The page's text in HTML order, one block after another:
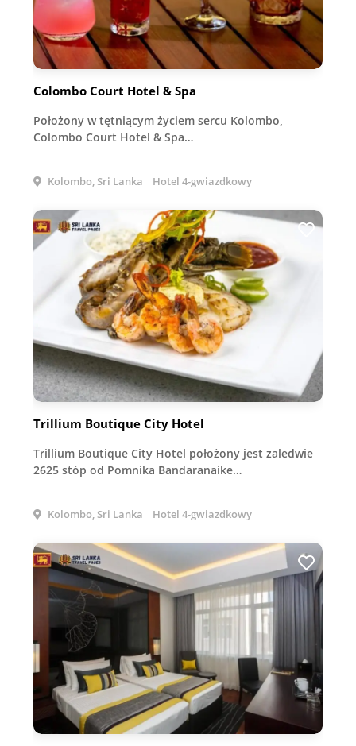
Colombo Court Hotel & Spa
Położony w tętniącym życiem sercu Kolombo,
Colombo Court Hotel & Spa…
Kolombo, Sri Lanka Hotel 4-gwiazdkowy
Trillium Boutique City Hotel
Trillium Boutique City Hotel położony jest zaledwie
2625 stóp od Pomnika Bandaranaike…
Kolombo, Sri Lanka Hotel 4-gwiazdkowy